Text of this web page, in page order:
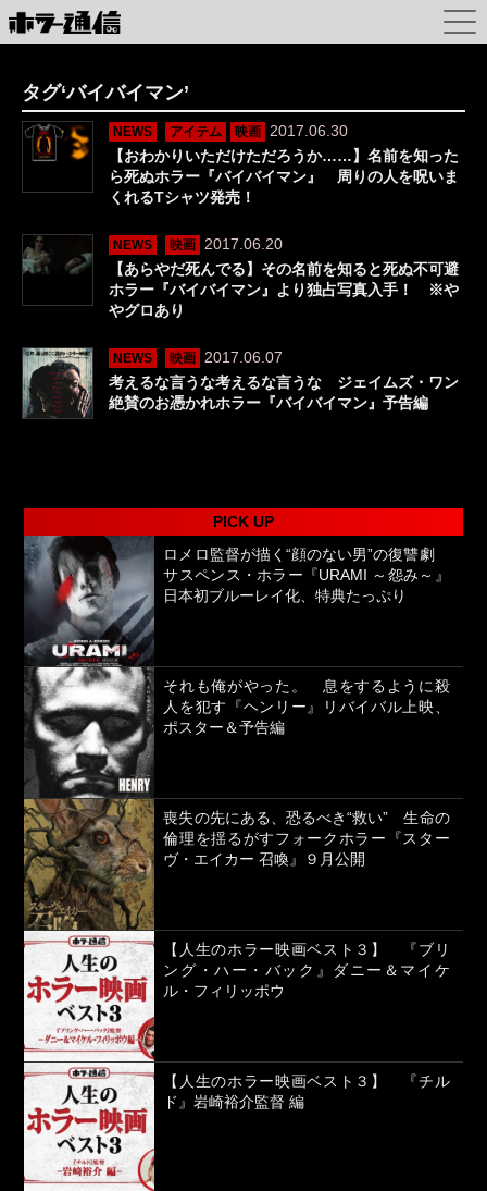
タグ‘バイバイマン’
NEWS アイテム 映画
2017.06.30
【おわかりいただけただろうか……】名前を知った
ら死ぬホラー『バイバイマン』 周りの人を呪いま
くれるTシャツ発売！
NEWS 映画
2017.06.20
【あらやだ死んでる】その名前を知ると死ぬ不可避
ホラー『バイバイマン』より独占写真入手！ ※や
やグロあり
NEWS 映画
2017.06.07
考えるな言うな考えるな言うな ジェイムズ・ワン
絶賛のお憑かれホラー『バイバイマン』予告編
PICK UP
ロメロ監督が描く“顔のない男”の復讐劇
サスペンス・ホラー『URAMI ～怨み～』
日本初ブルーレイ化、特典たっぷり
それも俺がやった。 息をするように殺
人を犯す『ヘンリー』リバイバル上映、
ポスター＆予告編
喪失の先にある、恐るべき“救い” 生命の
倫理を揺るがすフォークホラー『スター
ヴ・エイカー 召喚』９月公開
【人生のホラー映画ベスト３】 『ブリ
ング・ハー・バック』ダニー＆マイケ
ル・フィリッポウ
【人生のホラー映画ベスト３】 『チル
ド』岩崎裕介監督 編